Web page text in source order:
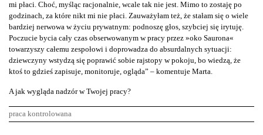
mi płaci. Choć, myśląc racjonalnie, wcale tak nie jest. Mimo to zostaję po
godzinach, za które nikt mi nie płaci. Zauważyłam też, że stałam się o wiele
bardziej nerwowa w życiu prywatnym: podnoszę głos, szybciej się irytuję.
Poczucie bycia cały czas obserwowanym w pracy przez »oko Saurona«
towarzyszy całemu zespołowi i doprowadza do absurdalnych sytuacji:
dziewczyny wstydzą się poprawić sobie rajstopy w pokoju, bo wiedzą, że
ktoś to gdzieś zapisuje, monitoruje, ogląda” – komentuje Marta.
A jak wygląda nadzór w Twojej pracy?
praca kontrolowana